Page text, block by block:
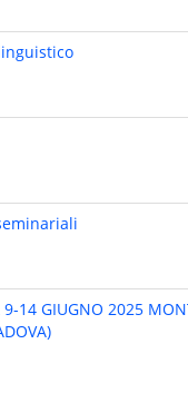
9-14 GIUGNO 2025